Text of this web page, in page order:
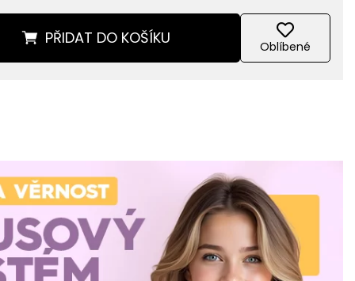
PŘIDAT DO KOŠÍKU Oblíbené